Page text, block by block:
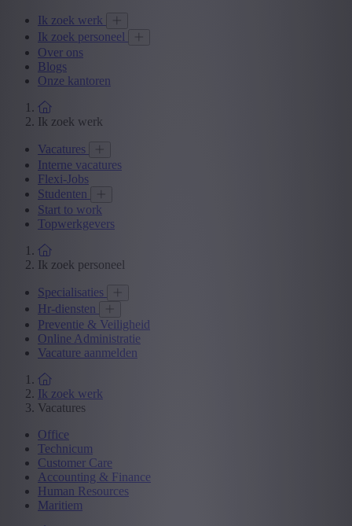
Ik zoek werk
Ik zoek personeel
Over ons
Blogs
Onze kantoren
Ik zoek werk
Vacatures
Interne vacatures
Flexi-Jobs
Studenten
Start to work
Topwerkgevers
Ik zoek personeel
Specialisaties
Hr-diensten
Preventie & Veiligheid
Online Administratie
Vacature aanmelden
Ik zoek werk
Vacatures
Office
Technicum
Customer Care
Accounting & Finance
Human Resources
Maritiem